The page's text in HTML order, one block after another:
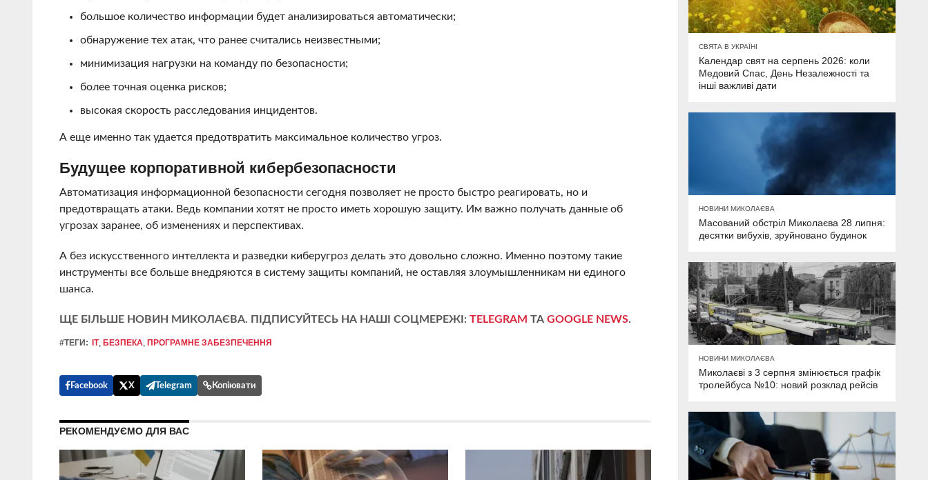
большое количество информации будет анализироваться автоматически;
обнаружение тех атак, что ранее считались неизвестными;
минимизация нагрузки на команду по безопасности;
более точная оценка рисков;
высокая скорость расследования инцидентов.
А еще именно так удается предотвратить максимальное количество угроз.
Будущее корпоративной кибербезопасности
Автоматизация информационной безопасности сегодня позволяет не просто быстро реагировать, но и
предотвращать атаки. Ведь компании хотят не просто иметь хорошую защиту. Им важно получать данные об
угрозах заранее, об изменениях и перспективах.
А без искусственного интеллекта и разведки киберугроз делать это довольно сложно. Именно поэтому такие
инструменты все больше внедряются в систему защиты компаний, не оставляя злоумышленникам ни единого
шанса.
ЩЕ БІЛЬШЕ НОВИН МИКОЛАЄВА. ПІДПИСУЙТЕСЬ НА НАШІ СОЦМЕРЕЖІ:TELEGRAM ТАGOOGLE NEWS.
#ТЕГИ: IT, БЕЗПЕКА, ПРОГРАМНЕ ЗАБЕЗПЕЧЕННЯ
Facebook X Telegram Копіювати
РЕКОМЕНДУЄМО ДЛЯ ВАС
СВЯТА В УКРАЇНІ
Календар свят на серпень 2026: коли
Медовий Спас, День Незалежності та
інші важливі дати
НОВИНИ МИКОЛАЄВА
Масований обстріл Миколаєва 28 липня:
десятки вибухів, зруйновано будинок
НОВИНИ МИКОЛАЄВА
Миколаєві з 3 серпня змінюється графік
тролейбуса №10: новий розклад рейсів